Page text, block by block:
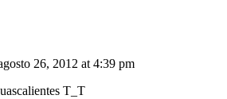
26, 2012 at 4:39 pm
T_T